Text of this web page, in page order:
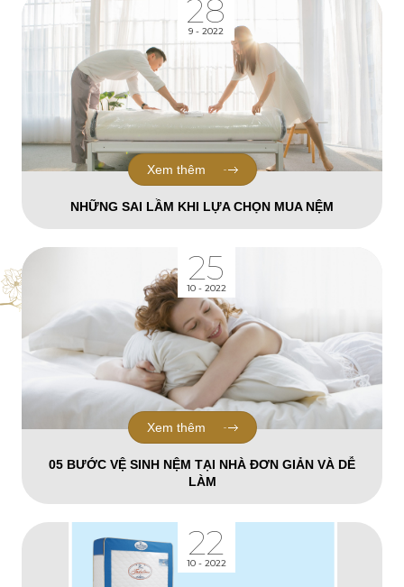
28
9 - 2022
NHỮNG SAI LẦM KHI LỰA CHỌN MUA NỆM
Xem thêm
25
10 - 2022
05 BƯỚC VỆ SINH NỆM TẠI NHÀ ĐƠN GIẢN VÀ DỄ
LÀM
Xem thêm
22
10 - 2022